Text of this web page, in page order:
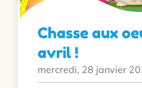
Chasse aux
avril !
mercredi, 28 janvier